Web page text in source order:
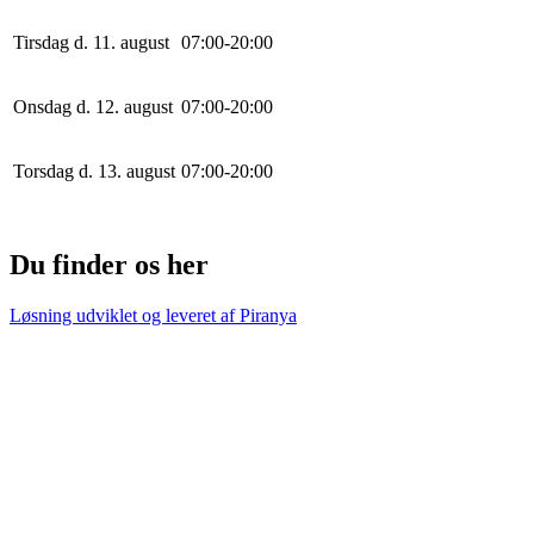
Tirsdag d. 11. august 07:00-20:00
Onsdag d. 12. august 07:00-20:00
Torsdag d. 13. august 07:00-20:00
Du finder os her
Løsning udviklet og leveret afPiranya